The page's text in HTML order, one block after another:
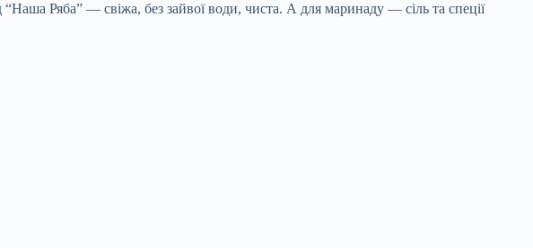
Ряба” — свіжа, без зайвої води, чиста. А для маринаду — сіль та спеції